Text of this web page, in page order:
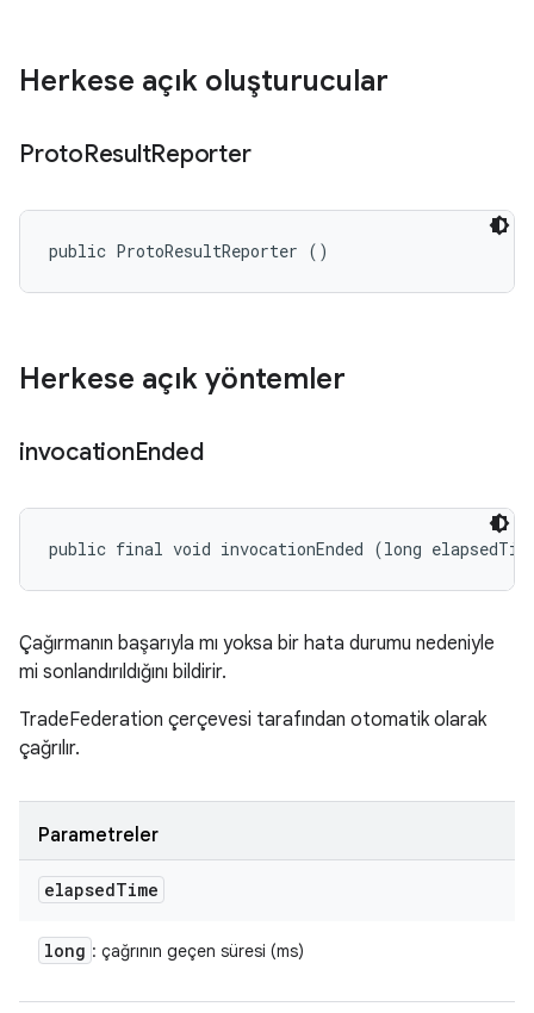
Herkese açık oluşturucular
ProtoResultReporter
public ProtoResultReporter ()
Herkese açık yöntemler
invocationEnded
public final void invocationEnded (long
Çağırmanın başarıyla mı yoksa bir hata durumu nedeniyle
mi sonlandırıldığını bildirir.
TradeFederation çerçevesi tarafından otomatik olarak
çağrılır.
Parametreler
elapsedTime
long : çağrının geçen süresi (ms)